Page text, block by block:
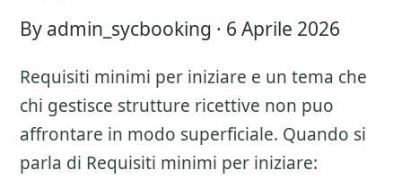
By admin_sycbooking · 6 Aprile 2026
Requisiti minimi per iniziare e un tema che
chi gestisce strutture ricettive non puo
affrontare in modo superficiale. Quando si
parla di Requisiti minimi per iniziare: